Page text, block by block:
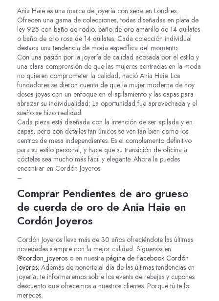
Ania Haie es una marca de joyería con sede en Londres.
Ofrecen una gama de colecciones, todas diseñadas en plata de
ley 925 con baño de rodio, baño de oro amarillo de 14 quilates
o baño de oro rosa de 14 quilates. Cada colección individual
destaca una tendencia de moda específica del momento.
Con una pasión por la joyería de calidad acosada por el estilo y
una clara comprensión de que las mujeres centradas en la moda
no quieren comprometer la calidad, nació Ania Haie. Los
fundadores se dieron cuenta de que la mujer moderna de hoy
desea joyas con un enfoque en el apilamiento y las capas para
abrazar su individualidad; La oportunidad fue aprovechada y el
sueño se hizo realidad.
Cada pieza está diseñada con la intención de ser apilada y en
capas, pero con detalles tan únicos se ven tan bien como los
centros de mesa independientes. Es el complemento definitivo
para su estilo personal, y hace que su transición de oficina a
cócteles sea mucho más fácil y elegante. Ahora la puedes
encontrar en Cordón Joyeros.
–
Comprar Pendientes de aro grueso
de cuerda de oro de Ania Haie en
Cordón Joyeros
Cordón Joyeros lleva más de 30 años ofreciéndote las últimas
novedades siempre con la mejor calidad. Síguenos en
@cordon_joyeros o en nuestra página de Facebook Cordón
Joyeros. Además de ponerte al día de las últimas tendencias en
joyería, te informaremos sobre los events de rebajas y cupones
descuento que ofrecemos a nuestros clientes. Porque tú te lo
mereces.